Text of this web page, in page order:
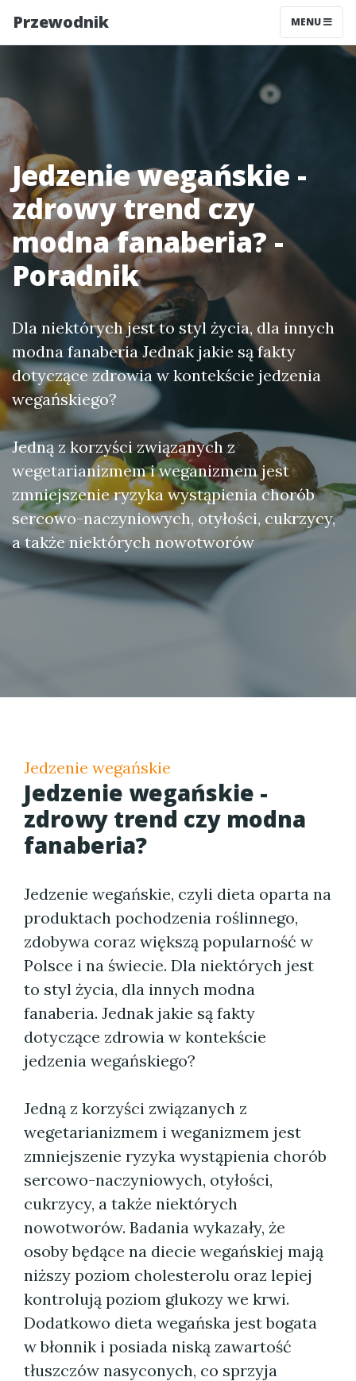
Przewodnik MENU
Jedzenie wegańskie -
zdrowy trend czy
modna fanaberia? -
Poradnik
Dla niektórych jest to styl życia, dla innych
modna fanaberia Jednak jakie są fakty
dotyczące zdrowia w kontekście jedzenia
wegańskiego?
Jedną z korzyści związanych z
wegetarianizmem i weganizmem jest
zmniejszenie ryzyka wystąpienia chorób
sercowo-naczyniowych, otyłości, cukrzycy,
a także niektórych nowotworów
Jedzenie wegańskie
Jedzenie wegańskie -
zdrowy trend czy modna
fanaberia?
Jedzenie wegańskie, czyli dieta oparta na
produktach pochodzenia roślinnego,
zdobywa coraz większą popularność w
Polsce i na świecie. Dla niektórych jest
to styl życia, dla innych modna
fanaberia. Jednak jakie są fakty
dotyczące zdrowia w kontekście
jedzenia wegańskiego?
Jedną z korzyści związanych z
wegetarianizmem i weganizmem jest
zmniejszenie ryzyka wystąpienia chorób
sercowo-naczyniowych, otyłości,
cukrzycy, a także niektórych
nowotworów. Badania wykazały, że
osoby będące na diecie wegańskiej mają
niższy poziom cholesterolu oraz lepiej
kontrolują poziom glukozy we krwi.
Dodatkowo dieta wegańska jest bogata
w błonnik i posiada niską zawartość
tłuszczów nasyconych, co sprzyja